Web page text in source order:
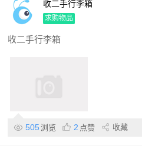
收二手行李箱
求购物品
收二手行李箱
505 浏览 2 点赞 收藏